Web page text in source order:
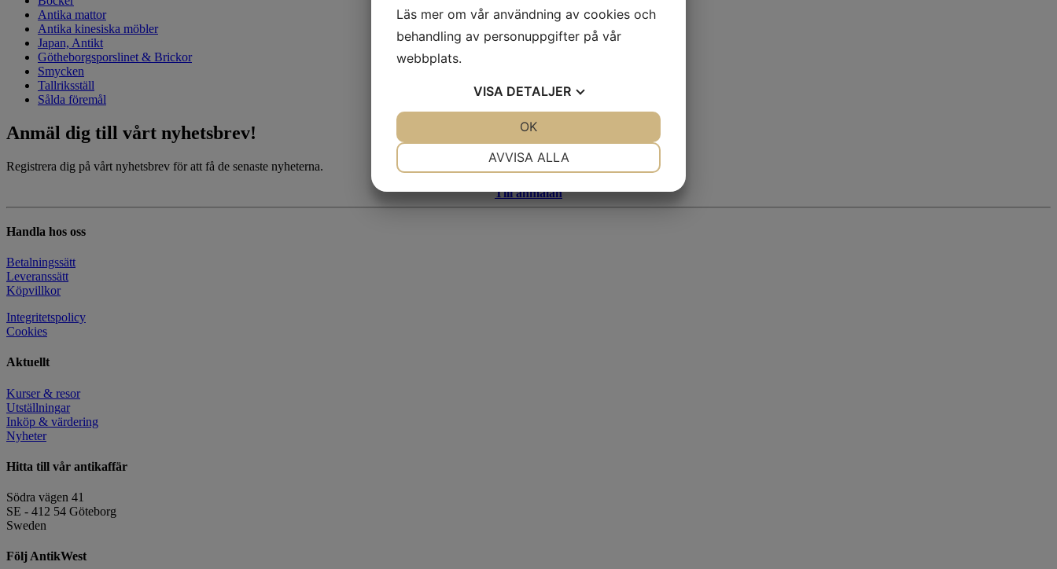
Antika mattor
Antika kinesiska möbler
Japan, Antikt
Götheborgsporslinet & Brickor
Smycken
Tallriksställ
Sålda föremål
Anmäl dig till vårt nyhetsbrev!
Registrera dig på vårt nyhetsbrev för att få de senaste nyheterna.
Till anmälan
Handla hos oss
Betalningssätt
Leveranssätt
Köpvillkor
Integritetspolicy
Cookies
Aktuellt
Kurser & resor
Utställningar
Inköp & värdering
Nyheter
Hitta till vår antikaffär
Södra vägen 41
SE - 412 54 Göteborg
Sweden
Följ AntikWest
Läs mer om vår användning av cookies och
behandling av personuppgifter på vår
webbplats.
VISA DETALJER
MARKNADSFÖRING STATISTIK
AVVISA ALLA
OK